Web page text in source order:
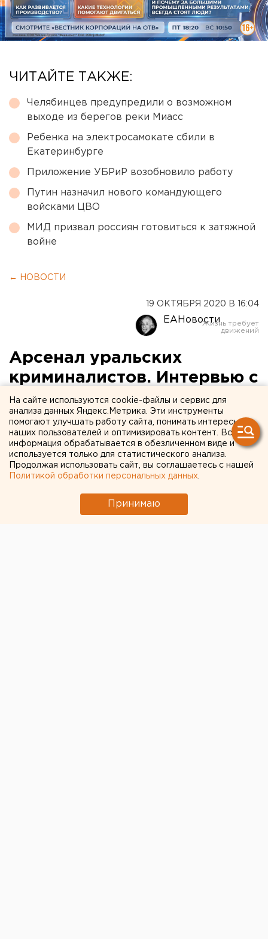
ЧИТАЙТЕ ТАКЖЕ:
Челябинцев предупредили о возможном
выходе из берегов реки Миасс
Ребенка на электросамокате сбили в
Екатеринбурге
Приложение УБРиР возобновило работу
Путин назначил нового командующего
войсками ЦВО
МИД призвал россиян готовиться к затяжной
войне
← НОВОСТИ
19 ОКТЯБРЯ 2020 В 16:04
ЕАНовости
Арсенал уральских
криминалистов. Интервью с
руководителем отдела
криминалистики Николаем
Сидоровым
На сайте используются cookie-файлы и сервис для
анализа данных Яндекс.Метрика. Эти инструменты
помогают улучшать работу сайта, понимать интересы
наших пользователей и оптимизировать контент. Вся
информация обрабатывается в обезличенном виде и
используется только для статистического анализа.
Продолжая использовать сайт, вы соглашаетесь с нашей
Политикой обработки персональных данных
Принимаю